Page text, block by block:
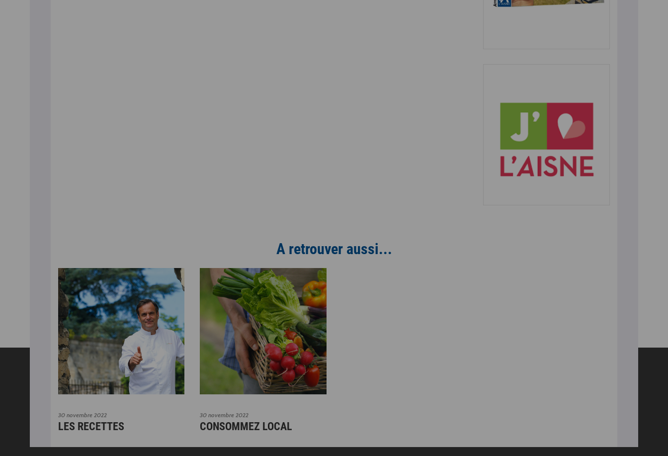
A retrouver aussi...
30 novembre 2022
LES RECETTES
30 novembre 2022
CONSOMMEZ LOCAL